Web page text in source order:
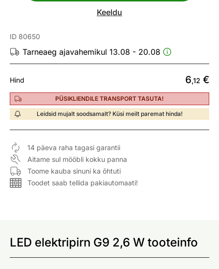
Keeldu
ID 80650
Tarneaeg ajavahemikul 13.08 - 20.08
Hind 6,12 €
PÜSIKLIENDILE TRANSPORT TASUTA!
Leidsid mujalt soodsamalt? Küsi meilt paremat hinda!
14 päeva raha tagasi garantii
Aitame sul mööbli kokku panna
Toome kauba sinuni ka õhtuti
Toodet saab tellida pakiautomaati!
LED elektripirn G9 2,6 W tooteinfo